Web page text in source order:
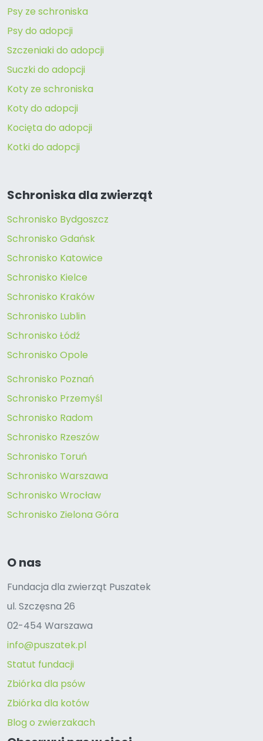
Psy ze schroniska
Psy do adopcji
Szczeniaki do adopcji
Suczki do adopcji
Koty ze schroniska
Koty do adopcji
Kocięta do adopcji
Kotki do adopcji
Schroniska dla zwierząt
Schronisko Bydgoszcz
Schronisko Gdańsk
Schronisko Katowice
Schronisko Kielce
Schronisko Kraków
Schronisko Lublin
Schronisko Łódź
Schronisko Opole
Schronisko Poznań
Schronisko Przemyśl
Schronisko Radom
Schronisko Rzeszów
Schronisko Toruń
Schronisko Warszawa
Schronisko Wrocław
Schronisko Zielona Góra
O nas
Fundacja dla zwierząt Puszatek
ul. Szczęsna 26
02-454 Warszawa
info@puszatek.pl
Statut fundacji
Zbiórka dla psów
Zbiórka dla kotów
Blog o zwierzakach